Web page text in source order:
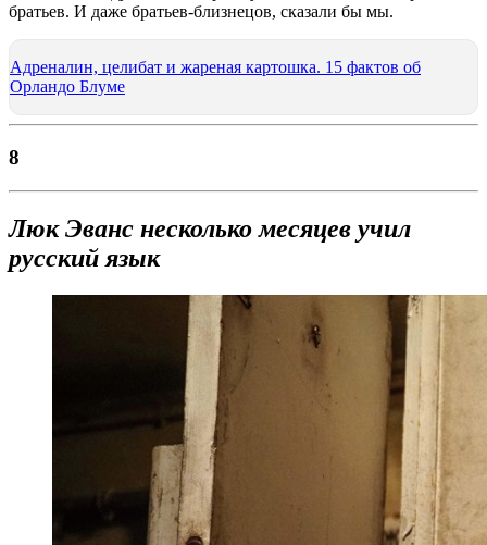
братьев. И даже братьев-близнецов, сказали бы мы.
Адреналин, целибат и жареная картошка. 15 фактов об
Орландо Блуме
8
Люк Эванс несколько месяцев учил
русский язык